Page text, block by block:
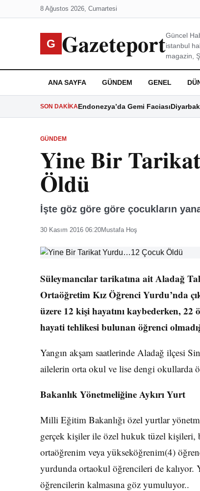
8 Ağustos 2026, Cumartesi
G GazeteportGüncel
istanbul
magazin,
ANA SAYFA GÜNDEM GENEL
SON DAKIKAEndonezya’da Gemi Faciası
GÜNDEM
Yine Bir
Öldü
İşte göz göre göre çocukların
30 Kasım 2016 06:20Mustafa Hoş
Süleymancılar tarikatına ait Aladağ
Ortaöğretim Kız Öğrenci Yurdu’nda
üzere 12 kişi hayatını kaybederken,
hayati tehlikesi bulunan öğrenci
Yangın akşam saatlerinde Aladağ ilçesi
ailelerin orta okul ve lise dengi okullarda
Bakanlık Yönetmeliğine Aykırı Yurt
Milli Eğitim Bakanlığı özel yurtlar
gerçek kişiler ile özel hukuk tüzel kişileri,
ortaöğrenim veya yükseköğrenim(4)
yurdunda ortaokul öğrencileri de kalıyor.
öğrencilerin kalmasına göz yumuluyor..